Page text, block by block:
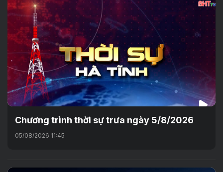
Chương trình thời sự trưa ngày 5/8/2026
05/08/2026 11:45